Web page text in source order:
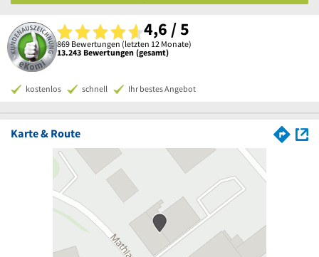
4,6 / 5
869 Bewertungen (letzten 12 Monate)
13.243 Bewertungen (gesamt)
kostenlos schnell Ihr bestes Angebot
Karte & Route